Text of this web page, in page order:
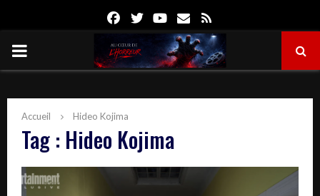
FacebookTwitterYoutube
Email
PRIMARY
Accueil Hideo Kojima
Tag : Hideo Kojima